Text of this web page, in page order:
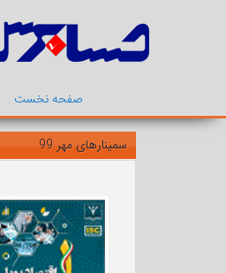
صفحه نخست
سمینارهای مهر 99